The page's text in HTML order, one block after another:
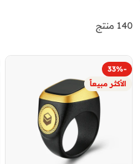
140 منتج
-33%
الأكثر مبيعاً